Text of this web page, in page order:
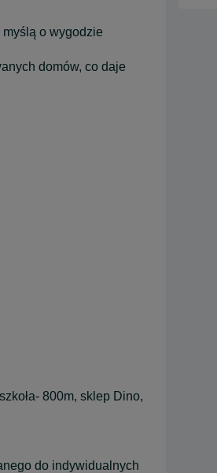
o wygodzie
domów, co daje
800m, sklep Dino,
do indywidualnych